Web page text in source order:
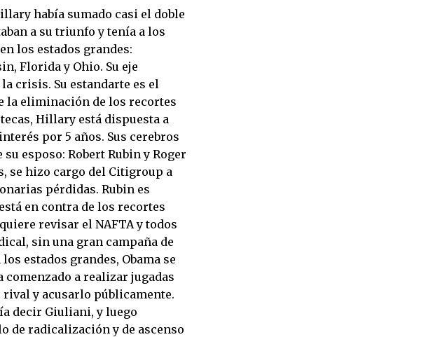
había sumado casi el doble
a su triunfo y tenía a los
los estados grandes:
Florida y Ohio. Su eje
crisis. Su estandarte es el
la eliminación de los recortes
Hillary está dispuesta a
por 5 años. Sus cerebros
esposo: Robert Rubin y Roger
se hizo cargo del Citigroup a
pérdidas. Rubin es
en contra de los recortes
revisar el NAFTA y todos
sin una gran campaña de
estados grandes, Obama se
a realizar jugadas
y acusarlo públicamente.
decir Giuliani, y luego
de radicalización y de ascenso